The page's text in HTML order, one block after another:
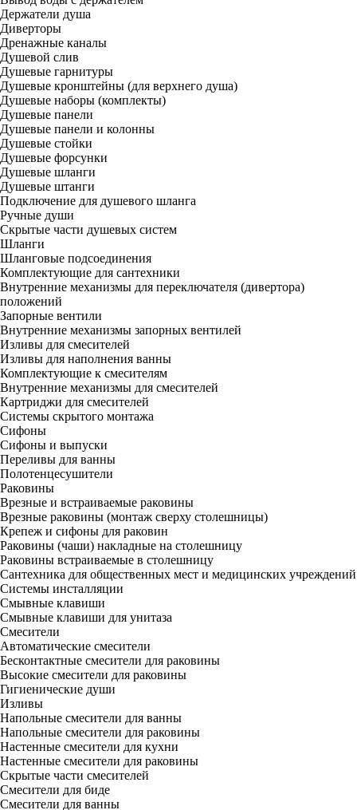
Держатели душа
Диверторы
Дренажные каналы
Душевой слив
Душевые гарнитуры
Душевые кронштейны (для верхнего душа)
Душевые наборы (комплекты)
Душевые панели
Душевые панели и колонны
Душевые стойки
Душевые форсунки
Душевые шланги
Душевые штанги
Подключение для душевого шланга
Ручные души
Скрытые части душевых систем
Шланги
Шланговые подсоединения
Комплектующие для сантехники
Внутренние механизмы для переключателя (дивертора)
положений
Запорные вентили
Внутренние механизмы запорных вентилей
Изливы для смесителей
Изливы для наполнения ванны
Комплектующие к смесителям
Внутренние механизмы для смесителей
Картриджи для смесителей
Системы скрытого монтажа
Сифоны
Сифоны и выпуски
Переливы для ванны
Полотенцесушители
Раковины
Врезные и встраиваемые раковины
Врезные раковины (монтаж сверху столешницы)
Крепеж и сифоны для раковин
Раковины (чаши) накладные на столешницу
Раковины встраиваемые в столешницу
Сантехника для общественных мест и медицинских учреждений
Системы инсталляции
Смывные клавиши
Смывные клавиши для унитаза
Смесители
Автоматические смесители
Бесконтактные смесители для раковины
Высокие смесители для раковины
Гигиенические души
Изливы
Напольные смесители для ванны
Напольные смесители для раковины
Настенные смесители для кухни
Настенные смесители для раковины
Скрытые части смесителей
Смесители для биде
Смесители для ванны